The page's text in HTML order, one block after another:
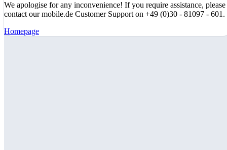
We apologise for any inconvenience! If you require assistance, please
contact our mobile.de Customer Support on +49 (0)30 - 81097 - 601.
Homepage